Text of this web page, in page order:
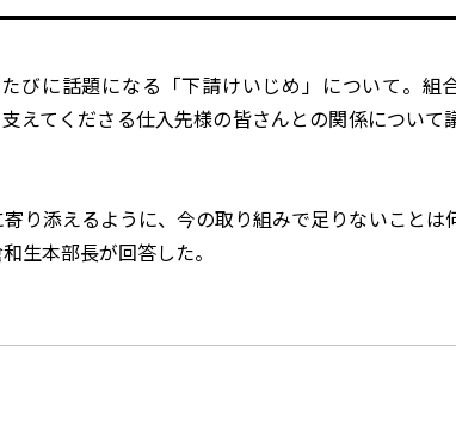
びに話題になる「下請けいじめ」について。組合
えてくださる仕入先様の皆さんとの関係について
り添えるように、今の取り組みで足りないことは
生本部長が回答した。